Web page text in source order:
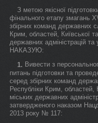
З метою якісної
фінального етапу змагань
збірних команд державних
Крим, областей, Київської
державних адміністрацій
НАКАЗУЮ:
1. Вивести з
питань підготовки та
серед збірних команд
Республіки Крим, областей,
міських державних
затвердженого наказом
2013 року № 117: